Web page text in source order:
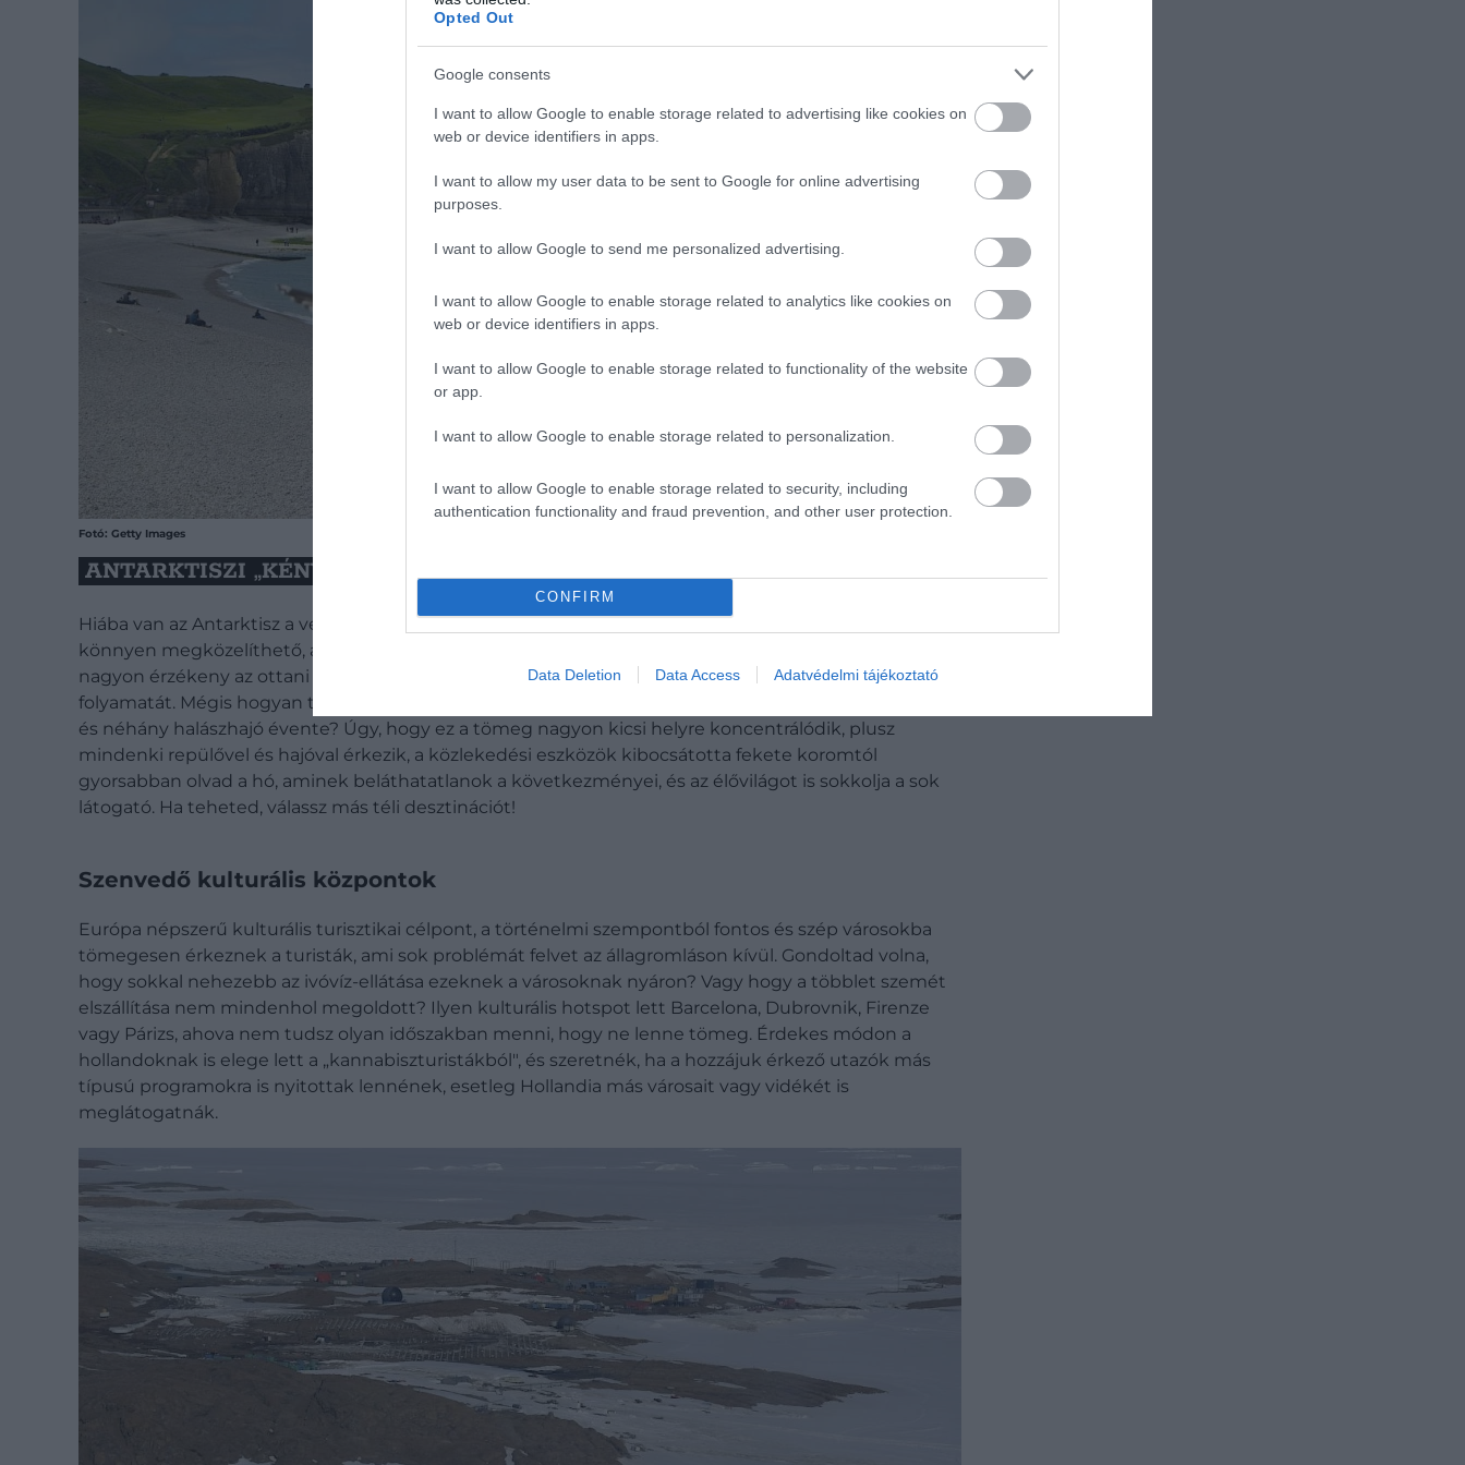
Opted Out
Google consents
I want to allow Google to enable storage related to advertising like cookies on
web or device identifiers in apps.
I want to allow my user data to be sent to Google for online advertising
purposes.
I want to allow Google to send me personalized advertising.
I want to allow Google to enable storage related to analytics like cookies on
web or device identifiers in apps.
I want to allow Google to enable storage related to functionality of the website
or app.
I want to allow Google to enable storage related to personalization.
I want to allow Google to enable storage related to security, including
authentication functionality and fraud prevention, and other user protection.
CONFIRM
Data Deletion Data Access Adatvédelmi tájékoztató
Fotó: Getty Images
ANTARKTISZI „KÉNYESSÉG"
Hiába van az Antarktisz a veszélyeztetett helyek közül a legmesszebb, amely ráaádásul nem is
könnyen megközelíthető, a klímaváltozásnak mégis leginkább ez a vidék van kitéve. A melegedésre
nagyon érzékeny az ottani ökoszisztéma, ráadásul a kirándulóhajók még jobban felgyorsítják a romlás
folyamatát. Mégis hogyan tehetné tönkre ezt a hatalmas félszigetet pár ezer kutató, 100 ezer turista
és néhány halászhajó évente? Úgy, hogy ez a tömeg nagyon kicsi helyre koncentrálódik, plusz
mindenki repülővel és hajóval érkezik, a közlekedési eszközök kibocsátotta fekete koromtól
gyorsabban olvad a hó, aminek beláthatatlanok a következményei, és az élővilágot is sokkolja a sok
látogató. Ha teheted, válassz más téli desztinációt!
Szenvedő kulturális központok
Európa népszerű kulturális turisztikai célpont, a történelmi szempontból fontos és szép városokba
tömegesen érkeznek a turisták, ami sok problémát felvet az állagromláson kívül. Gondoltad volna,
hogy sokkal nehezebb az ivóvíz-ellátása ezeknek a városoknak nyáron? Vagy hogy a többlet szemét
elszállítása nem mindenhol megoldott? Ilyen kulturális hotspot lett Barcelona, Dubrovnik, Firenze
vagy Párizs, ahova nem tudsz olyan időszakban menni, hogy ne lenne tömeg. Érdekes módon a
hollandoknak is elege lett a „kannabiszturistákból", és szeretnék, ha a hozzájuk érkező utazók más
típusú programokra is nyitottak lennének, esetleg Hollandia más városait vagy vidékét is
meglátogatnák.